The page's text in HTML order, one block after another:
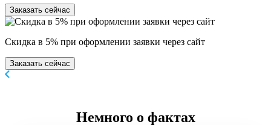
Заказать сейчас
Скидка в 5% при оформлении заявки через сайт
Заказать сейчас
Немного о фактах